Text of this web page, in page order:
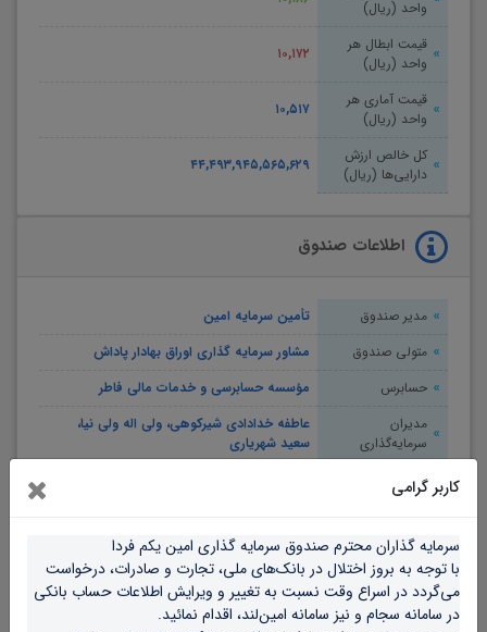
کاربر گرامی
سرمایه گذاران محترم صندوق سرمایه گذاری امین یکم فردا
در سامانه سجام و‌ نیز سامانه امین‌لند، اقدام نمائید.
واحد (ریال)
قیمت ابطال هر
واحد (ریال)
۱۰,۱۷۲
قیمت آماری هر
واحد (ریال)
۱۰,۵۱۷
کل خالص ارزش
دارایی‌ها (ریال)
۴۴,۴۹۳,۹۴۵,۵۶۵,۶۲۹
اطلاعات صندوق
مدیر صندوق
تأمین سرمایه امین
متولی صندوق
مشاور سرمایه گذاری اوراق بهادار پاداش
حسابرس
مؤسسه حسابرسی و خدمات مالی فاطر
مدیران
سرمایه‌گذاری
عاطفه خدادادی شیرکوهی، ولی اله ولی نیا،
سعید شهریاری
بازارگردان
نوع صندوق
قابل معامله با تقسیم سود
[ ۱۴۰۵/۰۴/۲۱ ] اسامی